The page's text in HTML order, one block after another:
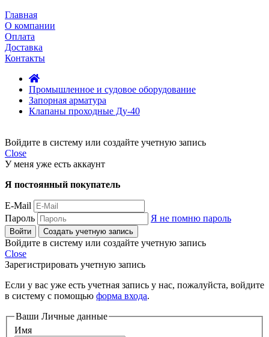
Главная
О компании
Оплата
Доставка
Контакты
Промышленное и судовое оборудование
Запорная арматура
Клапаны проходные Ду-40
Войдите в систему или создайте учетную запись
Close
У меня уже есть аккаунт
Я постоянный покупатель
E-Mail
Пароль
Я не помню пароль
Войти Создать учетную запись
Войдите в систему или создайте учетную запись
Close
Зарегистрировать учетную запись
Если у вас уже есть учетная запись у нас, пожалуйста, войдите
в систему с помощью форма входа.
Ваши Личные данные
Имя